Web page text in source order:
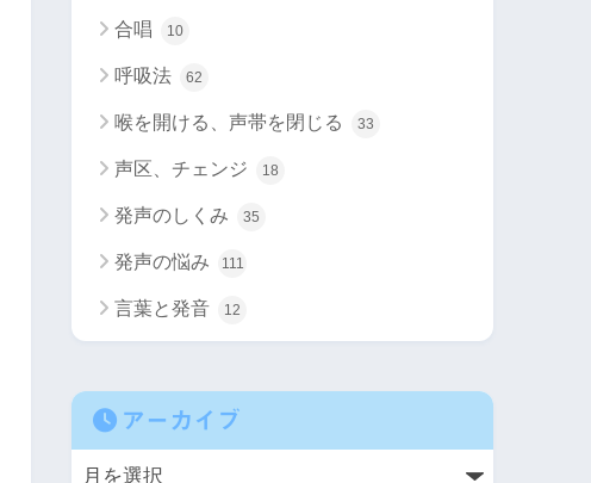
合唱 10
呼吸法 62
喉を開ける、声帯を閉じる 33
声区、チェンジ 18
発声のしくみ 35
発声の悩み 111
言葉と発音 12
アーカイブ